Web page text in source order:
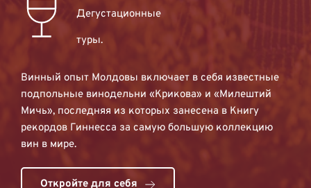
Дегустационные
туры.
Винный опыт Молдовы включает в себя известные
подпольные винодельни «Крикова» и «Милештий
Мичь», последняя из которых занесена в Книгу
рекордов Гиннесса за самую большую коллекцию
вин в мире.
Откройте для себя